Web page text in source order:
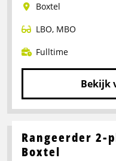
CE Boxtel
LBO, MBO
Fulltime
Bekijk
Lees
over
Portaalwagen
Rangeerder 2-
Boxtel